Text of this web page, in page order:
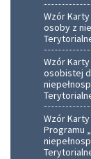
Wzór
osoby z
Wzór
osobistej
Wzór
Programu